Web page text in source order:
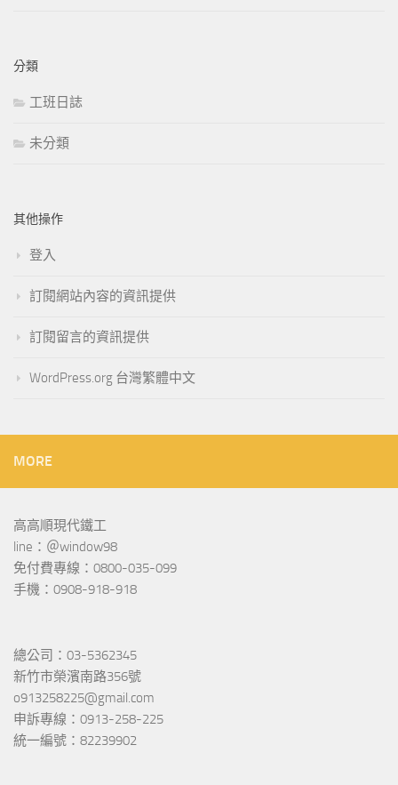
分類
工班日誌
未分類
其他操作
登入
訂閱網站內容的資訊提供
訂閱留言的資訊提供
WordPress.org 台灣繁體中文
MORE
高高順現代鐵工
line：＠window98
免付費專線：0800-035-099
手機：0908-918-918
總公司：03-5362345
新竹市榮濱南路356號
o913258225@gmail.com
申訴專線：0913-258-225
統一編號：82239902